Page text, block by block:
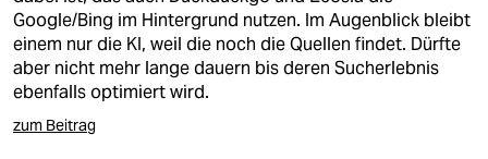
Google/Bing im Hintergrund nutzen. Im Augenblick bleibt
einem nur die KI, weil die noch die Quellen findet. Dürfte
aber nicht mehr lange dauern bis deren Sucherlebnis
ebenfalls optimiert wird.
zum Beitrag